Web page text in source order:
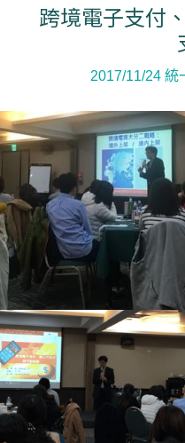
跨境電子支付
2017/11/24 統